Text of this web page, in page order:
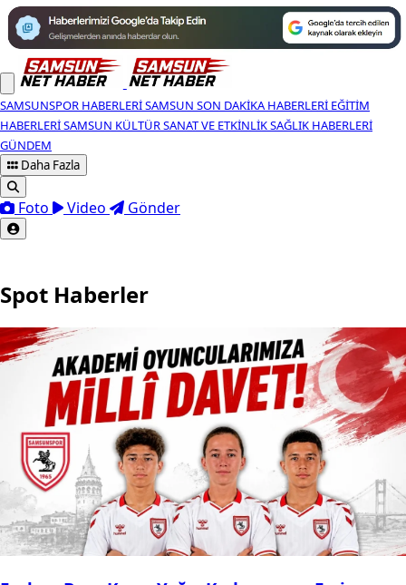
SAMSUNSPOR HABERLERISAMSUN SON DAKIKA HABERLERI EĞITIM
HABERLERISAMSUN KÜLTÜR SANAT VE ETKINLIKSAĞLIK HABERLERI
GÜNDEM
Daha Fazla
Foto Video Gönder
Spot Haberler